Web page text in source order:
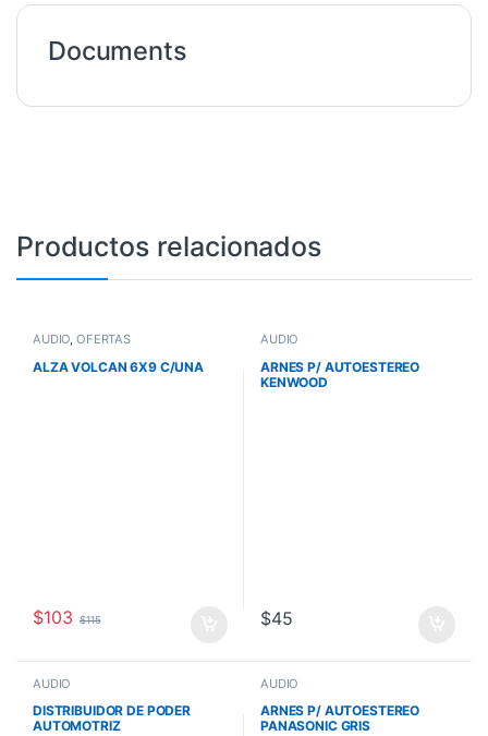
Documents
Productos relacionados
AUDIO,OFERTAS
ALZA VOLCAN 6X9 C/UNA
$103 $115
AUDIO
ARNES P/ AUTOESTEREO
KENWOOD
$45
AUDIO
DISTRIBUIDOR DE PODER
AUTOMOTRIZ
AUDIO
ARNES P/ AUTOESTEREO
PANASONIC GRIS